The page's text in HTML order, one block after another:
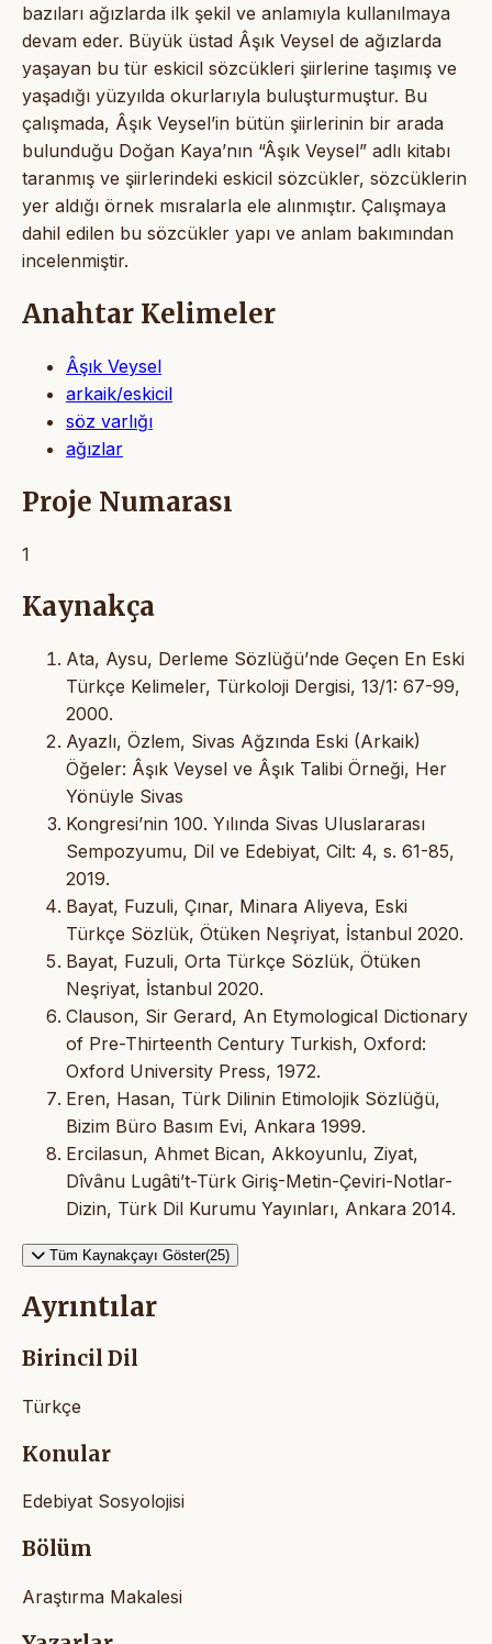
bazıları ağızlarda ilk şekil ve anlamıyla kullanılmaya
devam eder. Büyük üstad Âşık Veysel de ağızlarda
yaşayan bu tür eskicil sözcükleri şiirlerine taşımış ve
yaşadığı yüzyılda okurlarıyla buluşturmuştur. Bu
çalışmada, Âşık Veysel’in bütün şiirlerinin bir arada
bulunduğu Doğan Kaya’nın “Âşık Veysel” adlı kitabı
taranmış ve şiirlerindeki eskicil sözcükler, sözcüklerin
yer aldığı örnek mısralarla ele alınmıştır. Çalışmaya
dahil edilen bu sözcükler yapı ve anlam bakımından
incelenmiştir.
Anahtar Kelimeler
Âşık Veysel
arkaik/eskicil
söz varlığı
ağızlar
Proje Numarası
1
Kaynakça
Ata, Aysu, Derleme Sözlüğü’nde Geçen En Eski
Türkçe Kelimeler, Türkoloji Dergisi, 13/1: 67-99,
2000.
Ayazlı, Özlem, Sivas Ağzında Eski (Arkaik)
Öğeler: Âşık Veysel ve Âşık Talibi Örneği, Her
Yönüyle Sivas
Kongresi’nin 100. Yılında Sivas Uluslararası
Sempozyumu, Dil ve Edebiyat, Cilt: 4, s. 61-85,
2019.
Bayat, Fuzuli, Çınar, Minara Aliyeva, Eski
Türkçe Sözlük, Ötüken Neşriyat, İstanbul 2020.
Bayat, Fuzuli, Orta Türkçe Sözlük, Ötüken
Neşriyat, İstanbul 2020.
Clauson, Sir Gerard, An Etymological Dictionary
of Pre-Thirteenth Century Turkish, Oxford:
Oxford University Press, 1972.
Eren, Hasan, Türk Dilinin Etimolojik Sözlüğü,
Bizim Büro Basım Evi, Ankara 1999.
Ercilasun, Ahmet Bican, Akkoyunlu, Ziyat,
Dîvânu Lugâti’t-Türk Giriş-Metin-Çeviri-Notlar-
Dizin, Türk Dil Kurumu Yayınları, Ankara 2014.
Tüm Kaynakçayı Göster(25)
Ayrıntılar
Birincil Dil
Türkçe
Konular
Edebiyat Sosyolojisi
Bölüm
Araştırma Makalesi